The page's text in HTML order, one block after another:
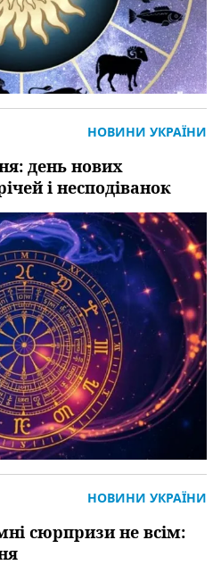
день нових
і несподіванок
НОВИНИ УКРАЇНИ
сюрпризи не всім:
НОВИНИ УКРАЇНИ